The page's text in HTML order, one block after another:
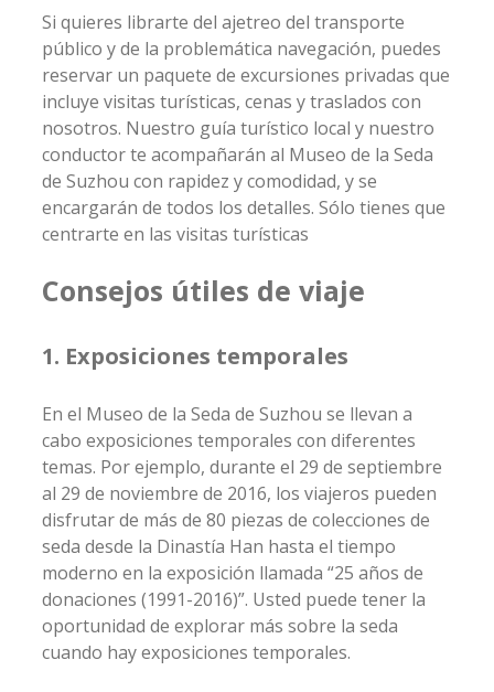
Si quieres librarte del ajetreo del transporte
público y de la problemática navegación, puedes
reservar un paquete de excursiones privadas que
incluye visitas turísticas, cenas y traslados con
nosotros. Nuestro guía turístico local y nuestro
conductor te acompañarán al Museo de la Seda
de Suzhou con rapidez y comodidad, y se
encargarán de todos los detalles. Sólo tienes que
centrarte en las visitas turísticas
Consejos útiles de viaje
1. Exposiciones temporales
En el Museo de la Seda de Suzhou se llevan a
cabo exposiciones temporales con diferentes
temas. Por ejemplo, durante el 29 de septiembre
al 29 de noviembre de 2016, los viajeros pueden
disfrutar de más de 80 piezas de colecciones de
seda desde la Dinastía Han hasta el tiempo
moderno en la exposición llamada “25 años de
donaciones (1991-2016)”. Usted puede tener la
oportunidad de explorar más sobre la seda
cuando hay exposiciones temporales.